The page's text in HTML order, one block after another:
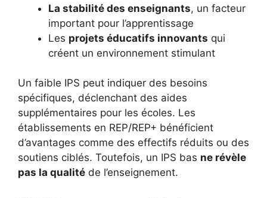
La stabilité des enseignants, un facteur
important pour l’apprentissage
Les projets éducatifs innovants qui
créent un environnement stimulant
Un faible IPS peut indiquer des besoins
spécifiques, déclenchant des aides
supplémentaires pour les écoles. Les
établissements en REP/REP+ bénéficient
d’avantages comme des effectifs réduits ou des
soutiens ciblés. Toutefois, un IPS bas ne révèle
pas la qualité de l’enseignement.